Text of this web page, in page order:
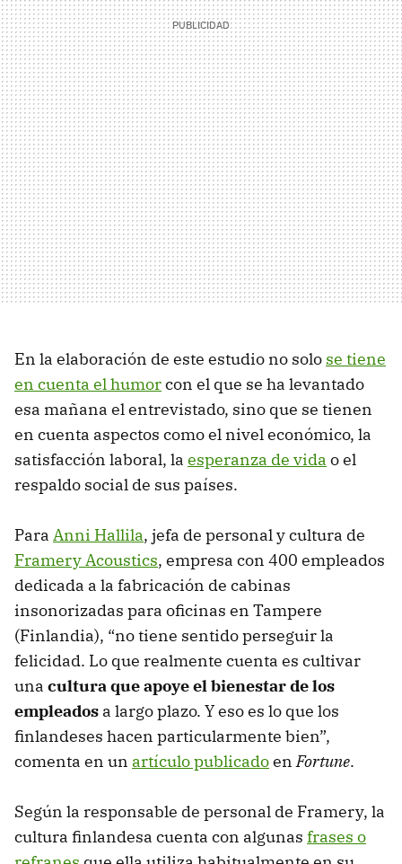
En la elaboración de este estudio no solo se tiene
en cuenta el humorcon el que se ha levantado
esa mañana el entrevistado, sino que se tienen
en cuenta aspectos como el nivel económico, la
satisfacción laboral, la esperanza de vida o el
respaldo social de sus países.
Para Anni Hallila, jefa de personal y cultura de
Framery Acoustics, empresa con 400 empleados
dedicada a la fabricación de cabinas
insonorizadas para oficinas en Tampere
(Finlandia), “no tiene sentido perseguir la
felicidad. Lo que realmente cuenta es cultivar
una cultura que apoye el bienestar de los
empleados a largo plazo. Y eso es lo que los
finlandeses hacen particularmente bien”,
comenta en un artículo publicadoenFortune.
Según la responsable de personal de Framery, la
cultura finlandesa cuenta con algunas frases o